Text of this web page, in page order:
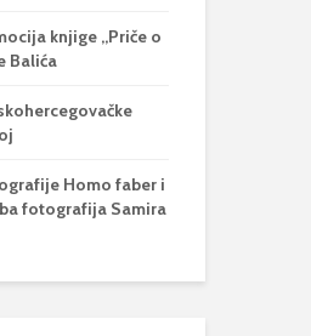
knjige „Priče o
Balića
Homo faber i
fotografija Samira